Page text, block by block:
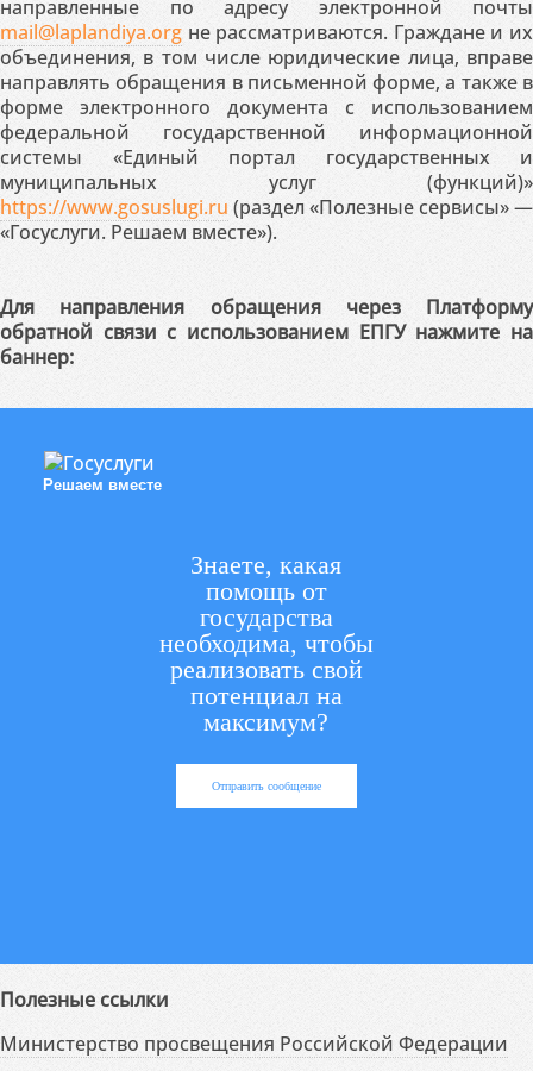
направленные по адресу электронной почты
mail@laplandiya.org не рассматриваются. Граждане и их
объединения, в том числе юридические лица, вправе
направлять обращения в письменной форме, а также в
форме электронного документа с использованием
федеральной государственной информационной
системы «Единый портал государственных и
муниципальных услуг (функций)»
https://www.gosuslugi.ru (раздел «Полезные сервисы» —
«Госуслуги. Решаем вместе»).
Для направления обращения через Платформу
обратной связи с использованием ЕПГУ нажмите на
баннер:
Решаем вместе
Знаете, какая
помощь от
государства
необходима, чтобы
реализовать свой
потенциал на
максимум?
Отправить сообщение
Полезные ссылки
Министерство просвещения Российской Федерации